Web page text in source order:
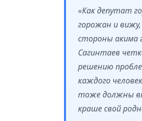
«Как депутат
горожан и
стороны акима
Сагинтаев
решению
каждого
тоже должны
краше свой